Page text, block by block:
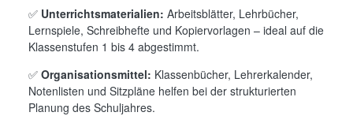
✅ Unterrichtsmaterialien: Arbeitsblätter, Lehrbücher,
Lernspiele, Schreibhefte und Kopiervorlagen – ideal auf die
Klassenstufen 1 bis 4 abgestimmt.
✅ Organisationsmittel: Klassenbücher, Lehrerkalender,
Notenlisten und Sitzpläne helfen bei der strukturierten
Planung des Schuljahres.